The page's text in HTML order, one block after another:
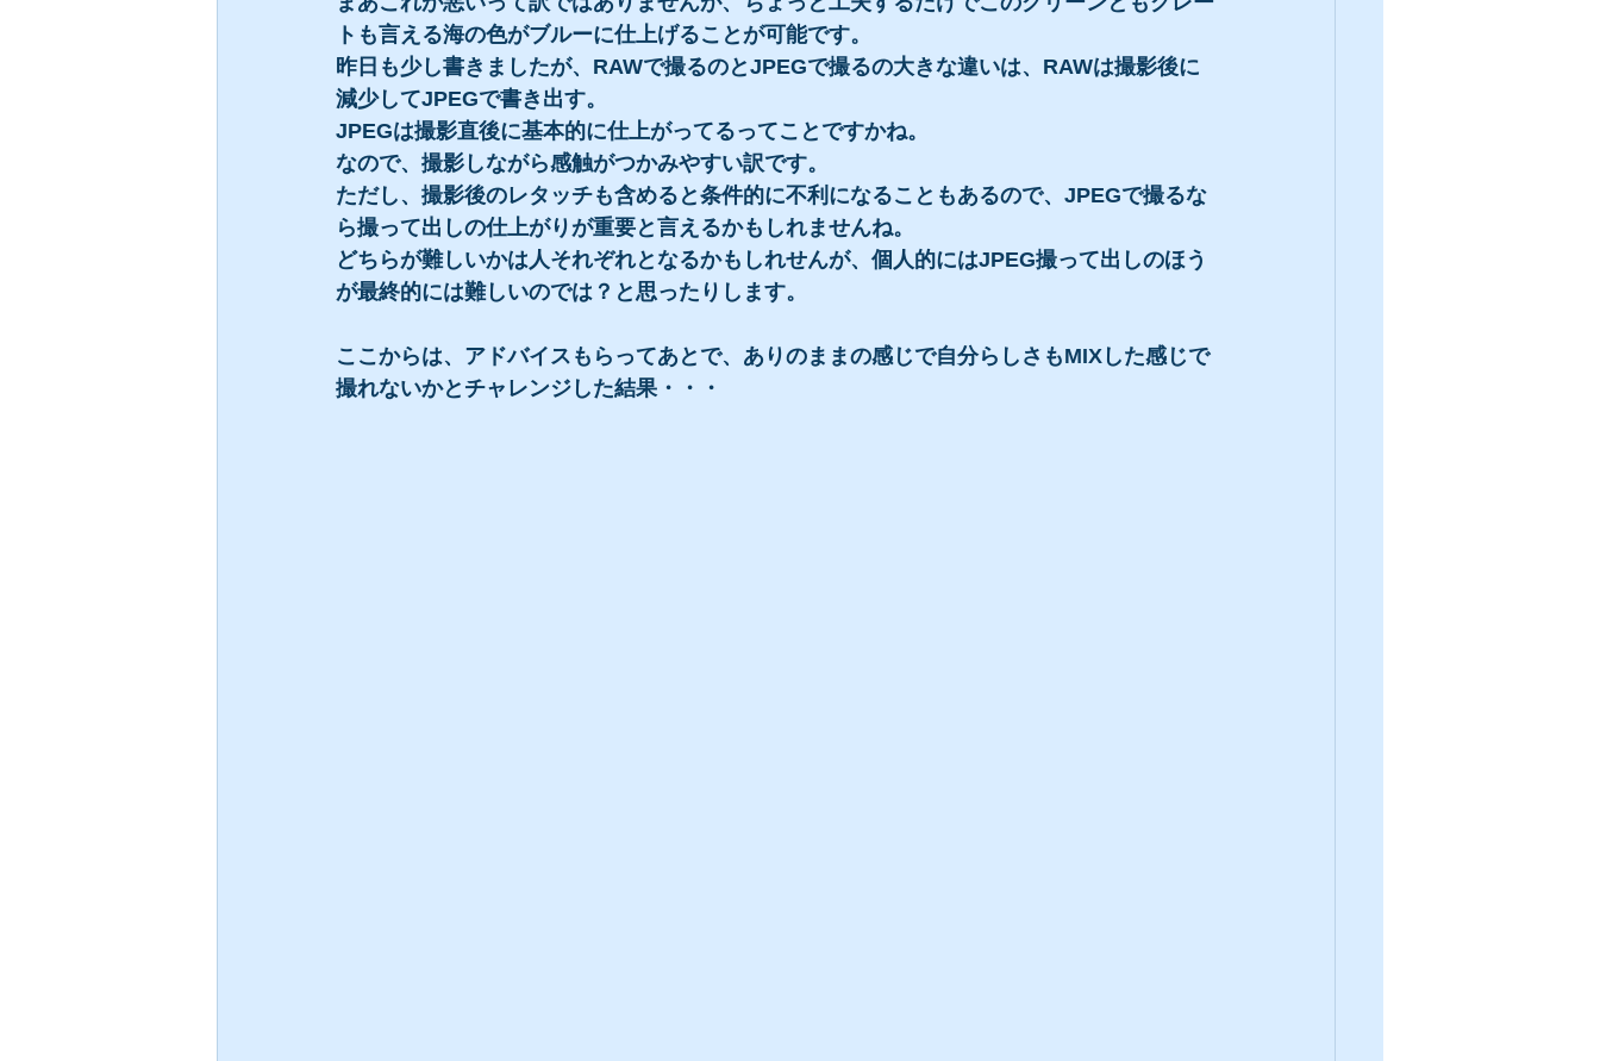
トも言える海の色がブルーに仕上げることが可能です。
昨日も少し書きましたが、RAWで撮るのとJPEGで撮るの大きな違いは、RAWは撮影後に
減少してJPEGで書き出す。
JPEGは撮影直後に基本的に仕上がってるってことですかね。
なので、撮影しながら感触がつかみやすい訳です。
ただし、撮影後のレタッチも含めると条件的に不利になることもあるので、JPEGで撮るな
ら撮って出しの仕上がりが重要と言えるかもしれませんね。
どちらが難しいかは人それぞれとなるかもしれせんが、個人的にはJPEG撮って出しのほう
が最終的には難しいのでは？と思ったりします。
ここからは、アドバイスもらってあとで、ありのままの感じで自分らしさもMIXした感じで
撮れないかとチャレンジした結果・・・